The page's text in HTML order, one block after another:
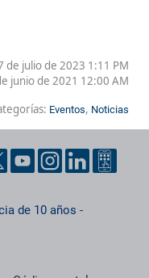
de julio de 2023 1:11 PM
junio de 2021 12:00 AM
Eventos, Noticias
de 10 años -